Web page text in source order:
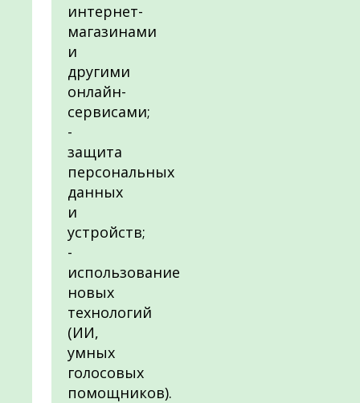
интернет-
магазинами
и
другими
онлайн-
сервисами;
-
защита
персональных
данных
и
устройств;
-
использование
новых
технологий
(ИИ,
умных
голосовых
помощников).